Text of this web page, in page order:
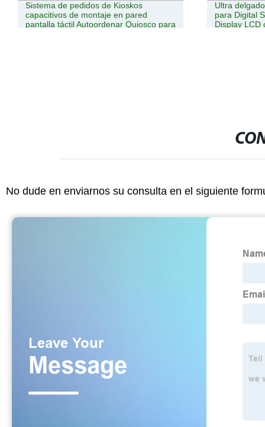
Sistema de pedidos de Kioskos
capacitivos de montaje en pared
pantalla táctil Autoordenar Quiosco para
Ultra
para Digital
Display LCD
No dude en enviarnos su consulta en el siguiente